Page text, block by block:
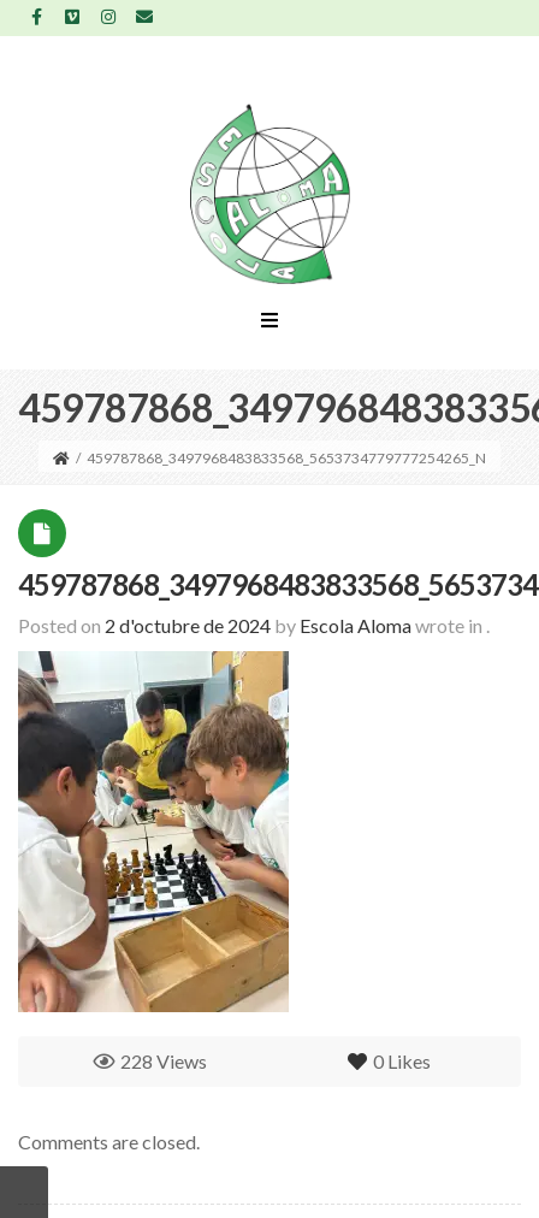
/ 459787868_3497968483833568_5653734779777254265_N
Posted on 2 d'octubre de 2024 by Escola Alomawrote in .
0 Likes
228 Views
Comments are closed.